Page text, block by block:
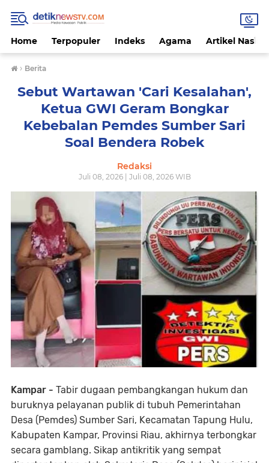
Home Terpopuler Indeks Agama Artikel
› Berita
Sebut Wartawan 'Cari Kesalahan',
Ketua GWI Geram Bongkar
Kebebalan Pemdes Sumber Sari
Soal Bendera Robek
Redaksi
Juli 08, 2026 | Juli 08, 2026 WIB
Kampar - Tabir dugaan pembangkangan hukum dan
buruknya pelayanan publik di tubuh Pemerintahan
Desa (Pemdes) Sumber Sari, Kecamatan Tapung Hulu,
Kabupaten Kampar, Provinsi Riau, akhirnya terbongkar
secara gamblang. Sikap antikritik yang sempat